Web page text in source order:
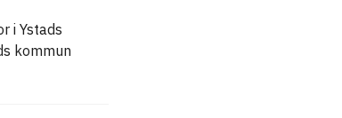
i Ystads
kommun